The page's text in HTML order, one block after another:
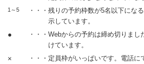
1～5
・・・残りの予約枠数が5名以下にな
示しています。
●
・・・Webからの予約は締め切りま
けています。
×
・・・定員枠がいっぱいです。電話